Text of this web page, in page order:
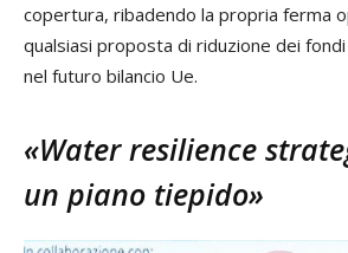
copertura, ribadendo la propria ferma
qualsiasi proposta di riduzione dei
nel futuro bilancio Ue.
«Water resilience
un piano tiepido»